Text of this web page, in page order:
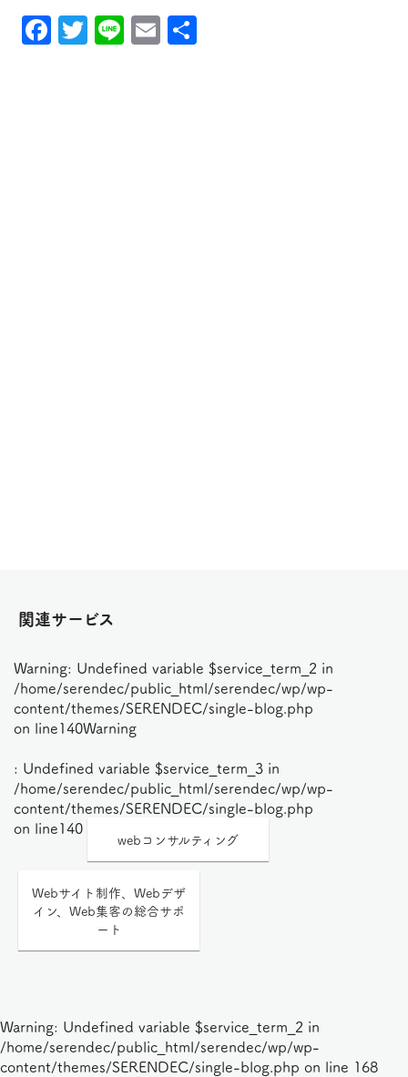
Facebook
Twitter
LineEmail
関連サービス
Warning: Undefined variable $service_term_2 in
/home/serendec/public_html/serendec/wp/wp-
content/themes/SERENDEC/single-blog.php
on line140Warning
: Undefined variable $service_term_3 in
/home/serendec/public_html/serendec/wp/wp-
content/themes/SERENDEC/single-blog.php
on line140
webコンサルティング
Webサイト制作、Webデザ
イン、Web集客の総合サポ
ート
Warning: Undefined variable $service_term_2 in
/home/serendec/public_html/serendec/wp/wp-
content/themes/SERENDEC/single-blog.php on line 168